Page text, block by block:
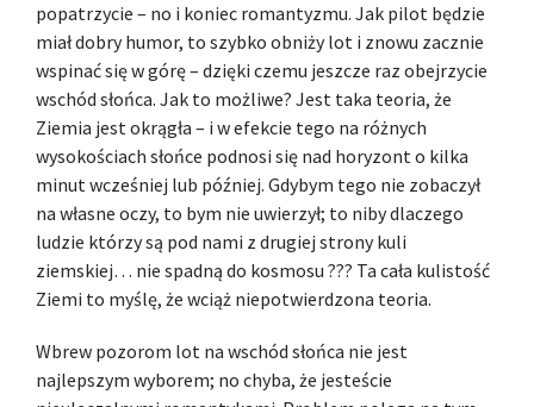
popatrzycie – no i koniec romantyzmu. Jak pilot będzie
miał dobry humor, to szybko obniży lot i znowu zacznie
wspinać się w górę – dzięki czemu jeszcze raz obejrzycie
wschód słońca. Jak to możliwe? Jest taka teoria, że
Ziemia jest okrągła – i w efekcie tego na różnych
wysokościach słońce podnosi się nad horyzont o kilka
minut wcześniej lub później. Gdybym tego nie zobaczył
na własne oczy, to bym nie uwierzył; to niby dlaczego
ludzie którzy są pod nami z drugiej strony kuli
ziemskiej… nie spadną do kosmosu ??? Ta cała kulistość
Ziemi to myślę, że wciąż niepotwierdzona teoria.
Wbrew pozorom lot na wschód słońca nie jest
najlepszym wyborem; no chyba, że jesteście